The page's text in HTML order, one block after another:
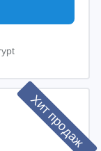
Хит продаж